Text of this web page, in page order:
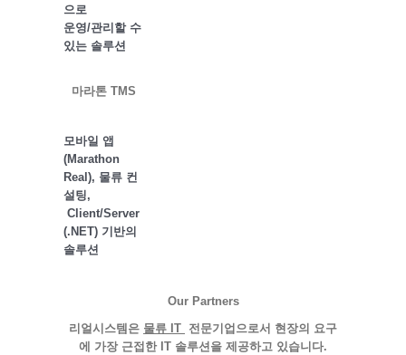
으로
운영/관리할 수
있는 솔루션
마라톤 TMS
모바일 앱
(Marathon
Real), 물류 컨
설팅,
Client/Server
(.NET) 기반의
솔루션
Our Partners
리얼시스템은 물류 IT 전문기업으로서 현장의 요구
에 가장 근접한 IT 솔루션을 제공하고 있습니다.